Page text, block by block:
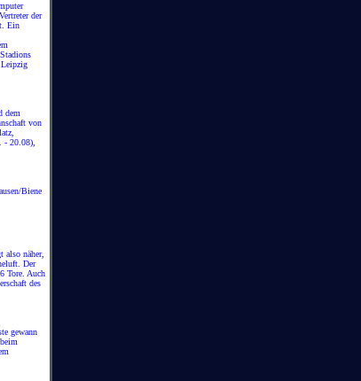
der
Ein
dem
von
- 20.08),
Biene
also näher,
Der
Tore. Auch
des
gewann